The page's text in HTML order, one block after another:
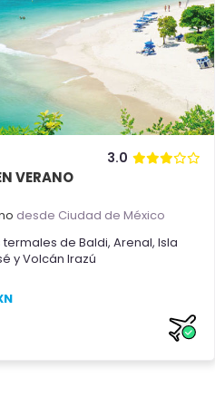
3.0
VERANO
desde Ciudad de México
termales de Baldi, Arenal, Isla
yVolcán Irazú